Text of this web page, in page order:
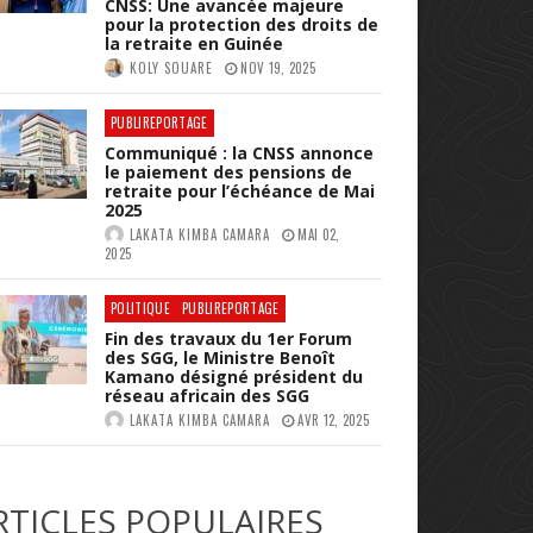
CNSS: Une avancée majeure
pour la protection des droits de
la retraite en Guinée
KOLY SOUARE NOV 19, 2025
PUBLIREPORTAGE
Communiqué : la CNSS annonce
le paiement des pensions de
retraite pour l’échéance de Mai
2025
LAKATA KIMBA CAMARA
MAI 02,
2025
POLITIQUE PUBLIREPORTAGE
Fin des travaux du 1er Forum
des SGG, le Ministre Benoît
Kamano désigné président du
réseau africain des SGG
LAKATA KIMBA CAMARA AVR 12, 2025
POPULAIRES